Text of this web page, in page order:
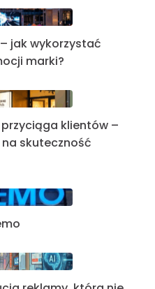
jak wykorzystać
marki?
klientów –
skuteczność